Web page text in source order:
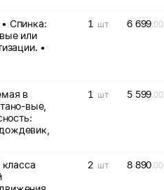
или
•
1 шт 6 699.00
в
вые,
1 шт 5 599.00
2 шт 8 890.00